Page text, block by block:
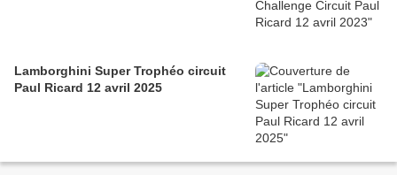
Lamborghini Super Trophéo circuit
Paul Ricard 12 avril 2025